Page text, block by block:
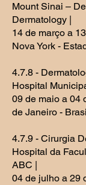
Mount Sinai –
Dermatology |
14 de março a
Nova York -
4.7.8 -
Hospital
09 de maio a 04
de Janeiro -
4.7.9 - Cirurgia
Hospital da
ABC |
04 de julho a 29